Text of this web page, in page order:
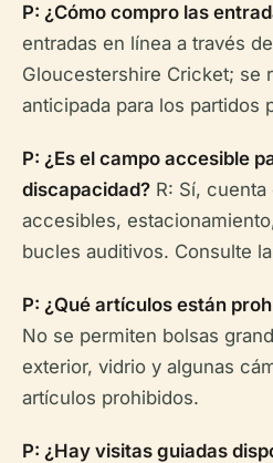
P: ¿Cómo compro las
entradas en línea a través
Gloucestershire Cricket; se
anticipada para los partidos
P: ¿Es el campo accesible
discapacidad? R: Sí,
accesibles,
bucles auditivos. Consulte
P: ¿Qué artículos están
No se permiten bolsas
exterior, vidrio y algunas
artículos prohibidos.
P: ¿Hay visitas guiadas